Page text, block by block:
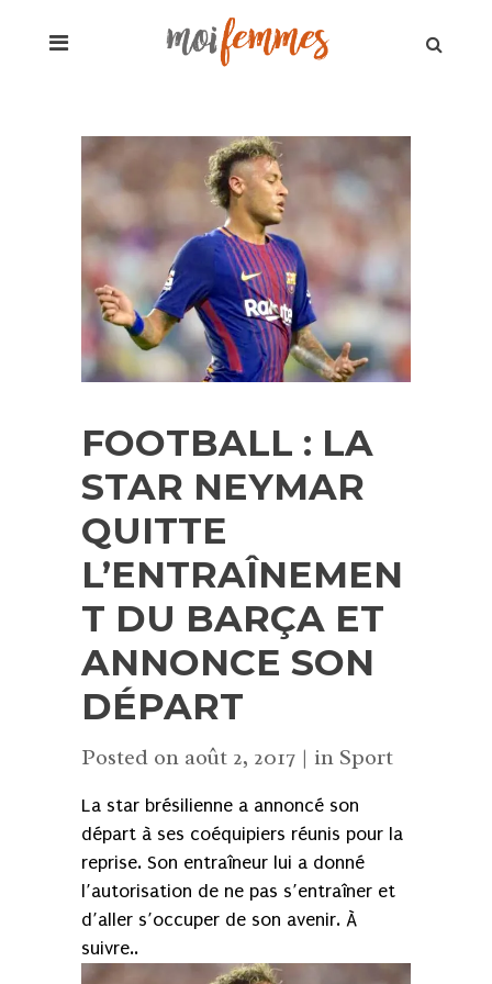
FOOTBALL : LA
STAR NEYMAR
QUITTE
L’ENTRAÎNEMEN
T DU BARÇA ET
ANNONCE SON
DÉPART
Posted on août 2, 2017 in Sport
La star brésilienne a annoncé son
départ à ses coéquipiers réunis pour la
reprise. Son entraîneur lui a donné
l’autorisation de ne pas s’entraîner et
d’aller s’occuper de son avenir. À
suivre..